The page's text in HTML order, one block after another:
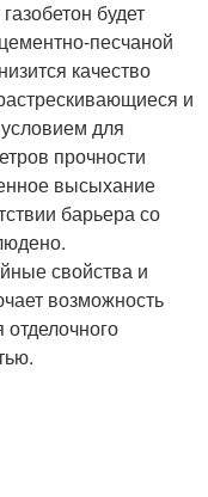
будет
песчаной
качество
и
для
прочности
высыхание
барьера со
свойства и
возможность